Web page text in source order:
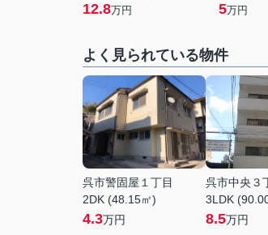
12.8万円 5万円
よく見られている物件
呉市警固屋１丁目
2DK (48.15㎡)
4.3万円
呉市中央３
3LDK
8.5万円